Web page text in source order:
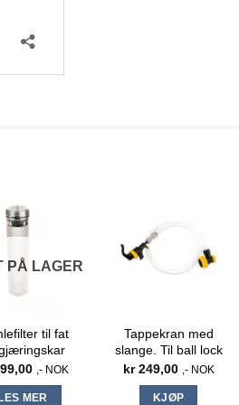
PÅ LAGER
til fat
,- NOK
MER
Tappekran med
slange. Til ball lock
kr249,00 ,- NOK
KJØP